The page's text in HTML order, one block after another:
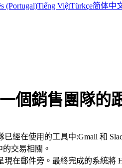
(Portugal)Tiếng ViệtTürkçe简体中
個銷售團隊的
經在使用的工具中:Gmail 和
交易相關。
在郵件旁。最終完成的系統將